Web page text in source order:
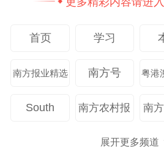
告诉记者，他趁着国庆
首页 学习
南方报业精选 南方号 粤港
South 南方农村报 南
展开更多频道